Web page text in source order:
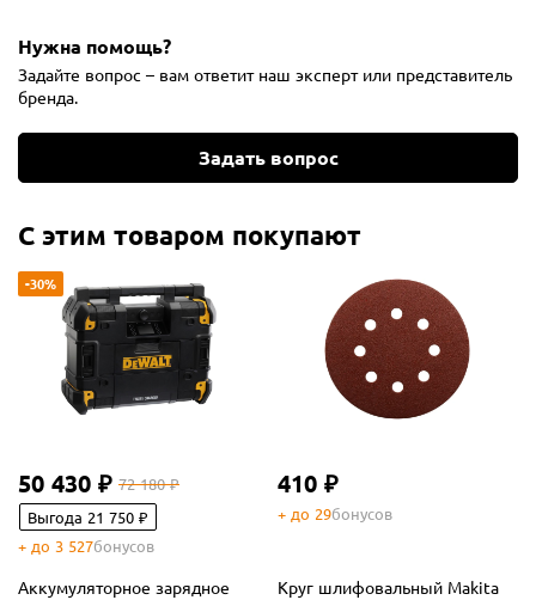
Нужна помощь?
Задайте вопрос – вам ответит наш эксперт или представитель
бренда.
Задать вопрос
С этим товаром покупают
-30%
50 430 ₽ 72 180 ₽
Выгода 21 750 ₽
+ до 3 527бонусов
Аккумуляторное зарядное
410 ₽
+ до 29бонусов
Круг шлифовальный Makita